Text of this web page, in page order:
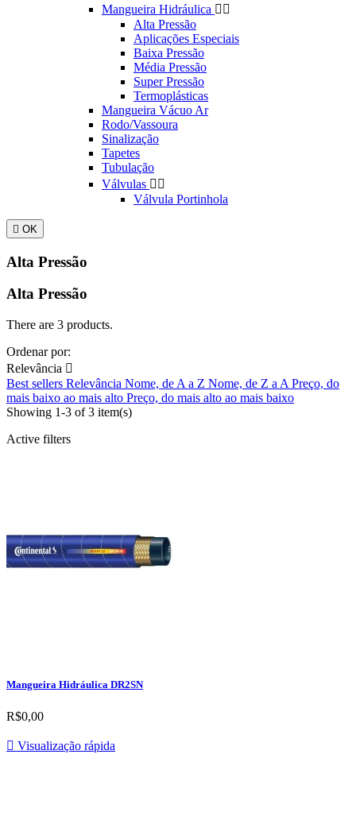
Mangueira Hidráulica  
Alta Pressão
Aplicações Especiais
Baixa Pressão
Média Pressão
Super Pressão
Termoplásticas
Mangueira Vácuo Ar
Rodo/Vassoura
Sinalização
Tapetes
Tubulação
Válvulas  
Válvula Portinhola
 OK
Alta Pressão
Alta Pressão
There are 3 products.
Ordenar por:
Relevância 
Best sellers Relevância Nome, de A a Z Nome, de Z a A Preço, do
mais baixo ao mais alto Preço, do mais alto ao mais baixo
Showing 1-3 of 3 item(s)
Active filters
Mangueira Hidráulica DR2SN
R$0,00
 Visualização rápida